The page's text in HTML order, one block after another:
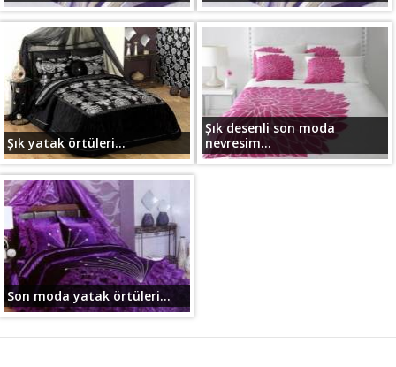
Şık yatak örtüleri...
Şık desenli son moda
nevresim...
Son moda yatak örtüleri...